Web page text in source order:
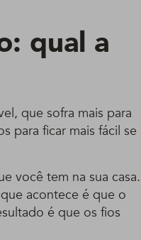
qual a
que sofra mais para
para ficar mais fácil se
você tem na sua casa.
acontece é que o
é que os fios